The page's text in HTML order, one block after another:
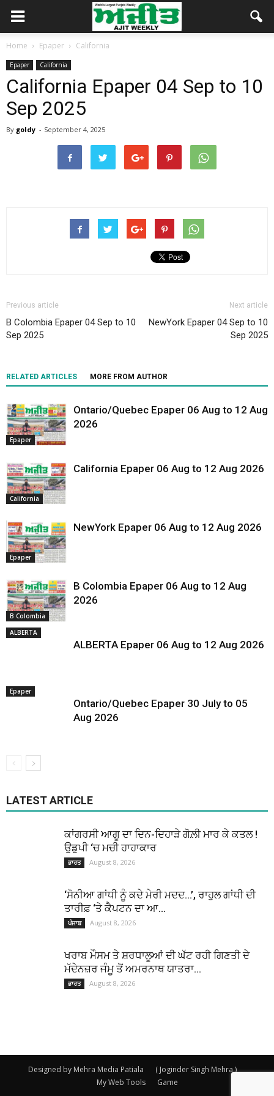
Home Epaper California
Epaper California
California Epaper 04 Sep to 10
Sep 2025
By goldy - September 4, 2025
Previous article
B Colombia Epaper 04 Sep to 10
Sep 2025
Next article
NewYork Epaper 04 Sep to 10
Sep 2025
RELATED ARTICLES MORE FROM AUTHOR
Epaper
Ontario/Quebec Epaper 06 Aug to 12 Aug
2026
California
California Epaper 06 Aug to 12 Aug 2026
Epaper
NewYork Epaper 06 Aug to 12 Aug 2026
B Colombia
B Colombia Epaper 06 Aug to 12 Aug
2026
ALBERTA
ALBERTA Epaper 06 Aug to 12 Aug 2026
Epaper
Ontario/Quebec Epaper 30 July to 05
Aug 2026
LATEST ARTICLE
ਕਾਂਗਰਸੀ ਆਗੂ ਦਾ ਦਿਨ-ਦਿਹਾੜੇ ਗੋਲ਼ੀ ਮਾਰ ਕੇ ਕਤਲ !
ਉਡੁਪੀ ‘ਚ ਮਚੀ ਹਾਹਾਕਾਰ
ਭਾਰਤ August 8, 2026
‘ਸੋਨੀਆ ਗਾਂਧੀ ਨੂੰ ਕਦੇ ਮੇਰੀ ਮਦਦ…’, ਰਾਹੁਲ ਗਾਂਧੀ ਦੀ
ਤਾਰੀਫ਼ ‘ਤੇ ਕੈਪਟਨ ਦਾ ਆ...
ਪੰਜਾਬ August 8, 2026
ਖਰਾਬ ਮੌਸਮ ਤੇ ਸ਼ਰਧਾਲੂਆਂ ਦੀ ਘੱਟ ਰਹੀ ਗਿਣਤੀ ਦੇ
ਮੱਦੇਨਜ਼ਰ ਜੰਮੂ ਤੋਂ ਅਮਰਨਾਥ ਯਾਤਰਾ...
ਭਾਰਤ August 8, 2026
Designed by Mehra Media Patiala
( Joginder Singh Mehra )
My Web Tools
Game